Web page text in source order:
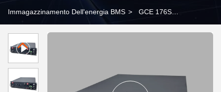
Immagazzinamento Dell'energia BMS > GCE 176S
industriale e commerciale